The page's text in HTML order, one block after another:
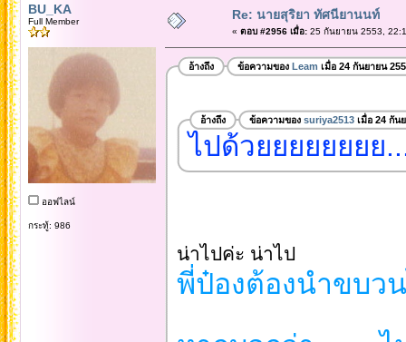
BU_KA
Full Member
ออฟไลน์
กระทู้: 986
Re: นายสุริยา ทัศนียานนท์
« ตอบ #2956 เมื่อ:25 กันยายน 2553,
อ้างถึง ข้อความของ Leam เมื่อ 24 กันยายน
อ้างถึง ข้อความของ suriya2513เมื่อ 24 กัน
ไปด้วยยยยยยยย
น่าไปค่ะ น่าไป
พี่ป๋องต้องนำขบว